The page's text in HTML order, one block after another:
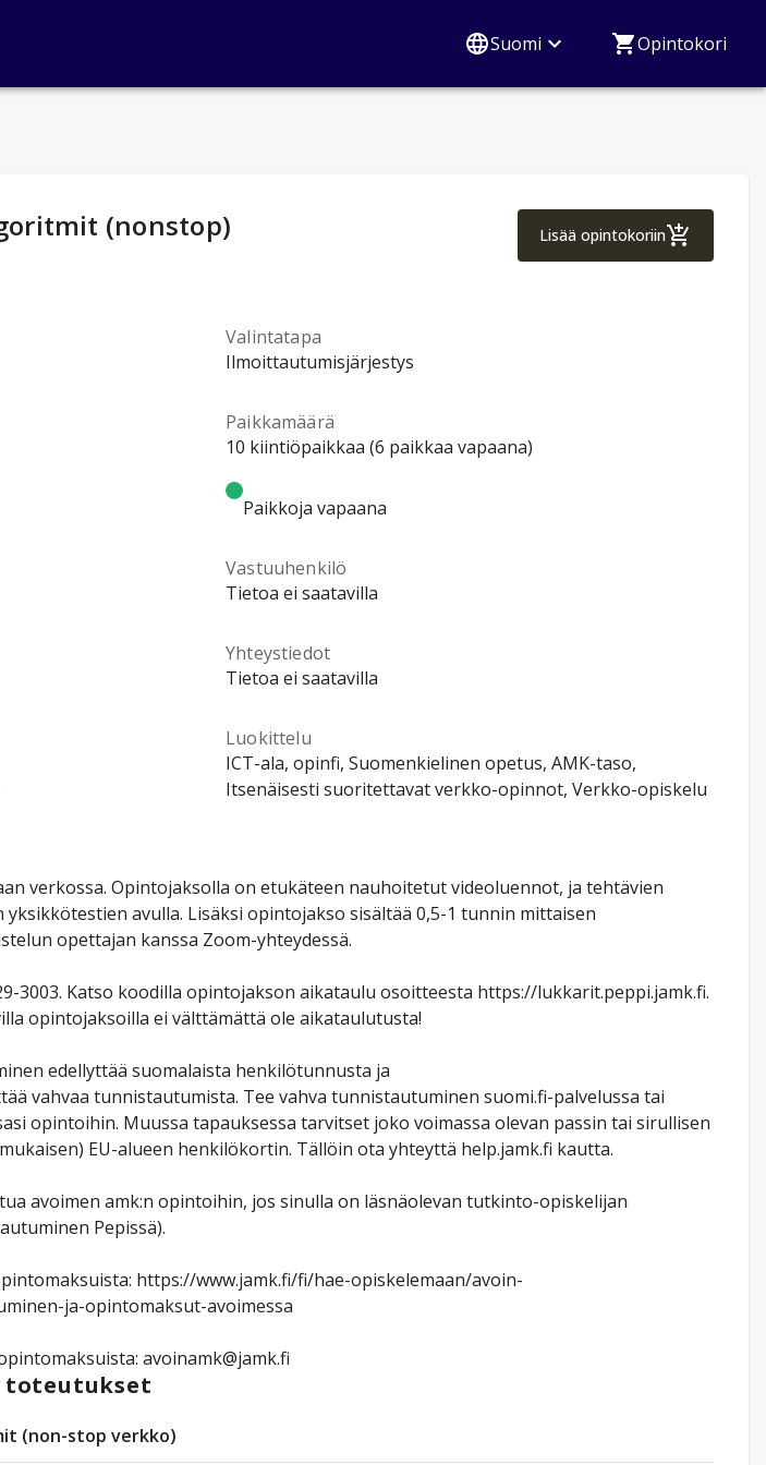
Suomi Opintokori
(nonstop) Lisää opintokoriinTietorakenteet ja
Valintatapa
Ilmoittautumisjärjestys
Paikkamäärä
10 kiintiöpaikkaa (6 paikkaa vapaana)
Paikkoja vapaana
Vastuuhenkilö
Tietoa ei saatavilla
Yhteystiedot
Tietoa ei saatavilla
Luokittelu
ICT-ala, opinfi, Suomenkielinen opetus, AMK-taso,
Itsenäisesti suoritettavat verkko-opinnot, Verkko-opiskelu
verkossa. Opintojaksolla on etukäteen nauhoitetut videoluennot, ja tehtävien
avulla. Lisäksi opintojakso sisältää 0,5-1 tunnin mittaisen
opettajan kanssa Zoom-yhteydessä.
3003. Katso koodilla opintojakson aikataulu osoitteesta https://lukkarit.peppi.jamk.fi.
opintojaksoilla ei välttämättä ole aikataulutusta!
edellyttää suomalaista henkilötunnusta ja
vahvaa tunnistautumista. Tee vahva tunnistautuminen suomi.fi-palvelussa tai
opintoihin. Muussa tapauksessa tarvitset joko voimassa olevan passin tai sirullisen
EU-alueen henkilökortin. Tällöin ota yhteyttä help.jamk.fi kautta.
avoimen amk:n opintoihin, jos sinulla on läsnäolevan tutkinto-opiskelijan
Pepissä).
https://www.jamk.fi/fi/hae-opiskelemaan/avoin-
ja-opintomaksut-avoimessa
avoinamk@jamk.fi
toteutukset
(non-stop verkko)